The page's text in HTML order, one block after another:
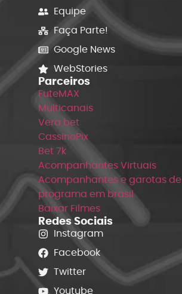
Equipe
Faça Parte!
Google News
WebStories
Parceiros
FuteMAX
Multicanais
Vera bet
CassinoPix
Bet 7k
Acompanhantes Virtuais
Acompanhantes e garotas de
programa em brasil
Baixar Filmes
Redes Sociais
Instagram
Facebook
Twitter
Youtube